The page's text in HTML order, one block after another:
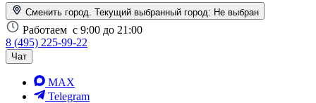
Сменить город. Текущий выбранный город: Не выбран
Работаем с 9:00 до 21:00
8 (495) 225-99-22
Чат
MAX
Telegram